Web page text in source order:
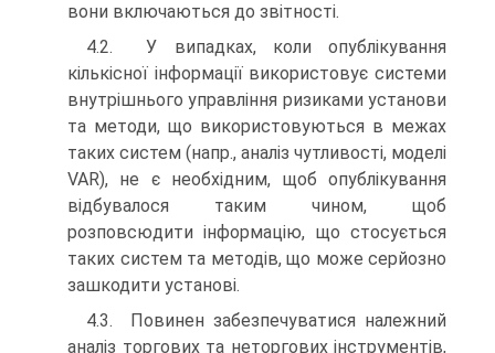
вони включаються до звітності.
4.2. У випадках, коли опублікування
кількісної інформації використовує системи
внутрішнього управління ризиками установи
та методи, що використовуються в межах
таких систем (напр., аналіз чутливості, моделі
VAR), не є необхідним, щоб опублікування
відбувалося таким чином, щоб
розповсюдити інформацію, що стосується
таких систем та методів, що може серйозно
зашкодити установі.
4.3. Повинен забезпечуватися належний
аналіз торгових та неторгових інструментів,